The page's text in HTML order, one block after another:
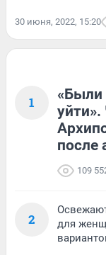
30 июня, 2022, 15:20
1
«Были
уйти».
после
109
2
для